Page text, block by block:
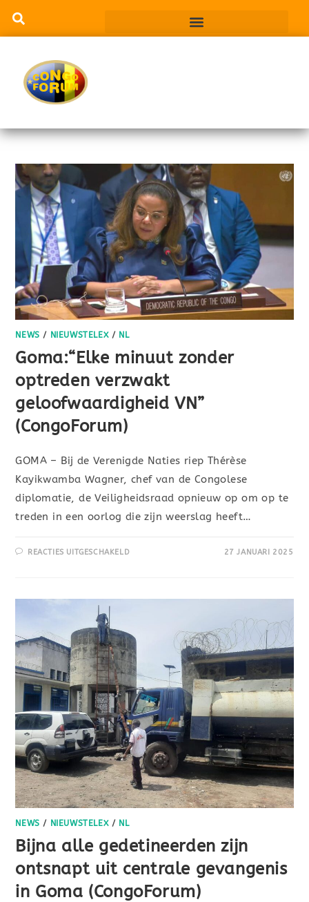
NEWS / NIEUWSTELEX/ NL
Goma:“Elke minuut zonder
optreden verzwakt
geloofwaardigheid VN”
(CongoForum)
GOMA – Bij de Verenigde Naties riep Thérèse
Kayikwamba Wagner, chef van de Congolese
diplomatie, de Veiligheidsraad opnieuw op om op te
treden in een oorlog die zijn weerslag heeft…
REACTIES UITGESCHAKELD 27 JANUARI 2025
NEWS / NIEUWSTELEX/ NL
Bijna alle gedetineerden zijn
ontsnapt uit centrale gevangenis
in Goma (CongoForum)